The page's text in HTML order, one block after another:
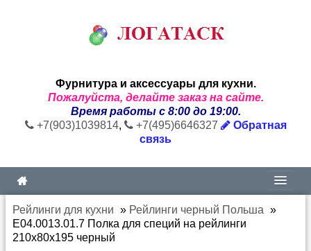
Фурнитура и аксессуары для кухни.
Пожалуйста, делайте заказ на сайте.
Время работы с 8:00 до 19:00.
+7(903)1039814, +7(495)6646327
Обратная
связь
Рейлинги для кухни » Рейлинги черный Польша »
E04.0013.01.7 Полка для специй на рейлинги
210х80х195 черный